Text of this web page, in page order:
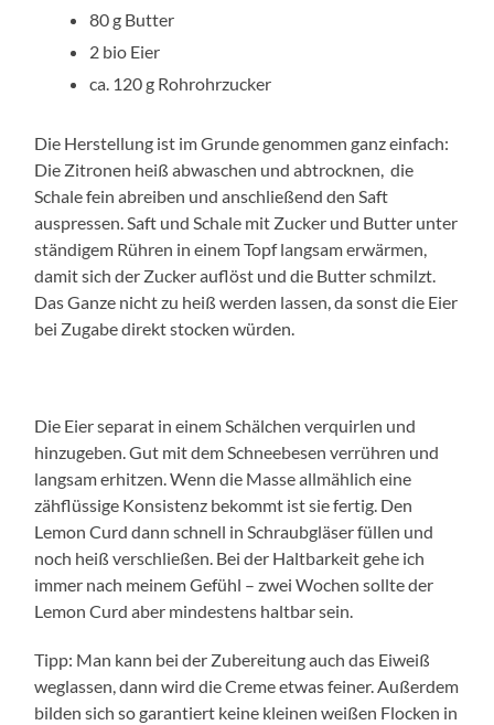
80 g Butter
2 bio Eier
ca. 120 g Rohrohrzucker
Die Herstellung ist im Grunde genommen ganz einfach:
Die Zitronen heiß abwaschen und abtrocknen, die
Schale fein abreiben und anschließend den Saft
auspressen. Saft und Schale mit Zucker und Butter unter
ständigem Rühren in einem Topf langsam erwärmen,
damit sich der Zucker auflöst und die Butter schmilzt.
Das Ganze nicht zu heiß werden lassen, da sonst die Eier
bei Zugabe direkt stocken würden.
Die Eier separat in einem Schälchen verquirlen und
hinzugeben. Gut mit dem Schneebesen verrühren und
langsam erhitzen. Wenn die Masse allmählich eine
zähflüssige Konsistenz bekommt ist sie fertig. Den
Lemon Curd dann schnell in Schraubgläser füllen und
noch heiß verschließen. Bei der Haltbarkeit gehe ich
immer nach meinem Gefühl – zwei Wochen sollte der
Lemon Curd aber mindestens haltbar sein.
Tipp: Man kann bei der Zubereitung auch das Eiweiß
weglassen, dann wird die Creme etwas feiner. Außerdem
bilden sich so garantiert keine kleinen weißen Flocken in